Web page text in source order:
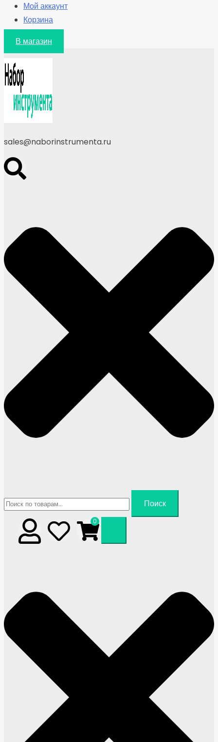
Мой аккаунт
Корзина
В магазин
sales@naborinstrumenta.ru
Искать:
Поиск
0